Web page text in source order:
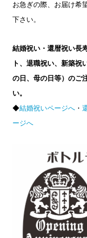
お急ぎの際、お届け希
下さい。
結婚祝い・還暦祝い長
ト、退職祝い、新築祝
の日、母の日等）のご
い。
◆結婚祝いページへ・
ージへ